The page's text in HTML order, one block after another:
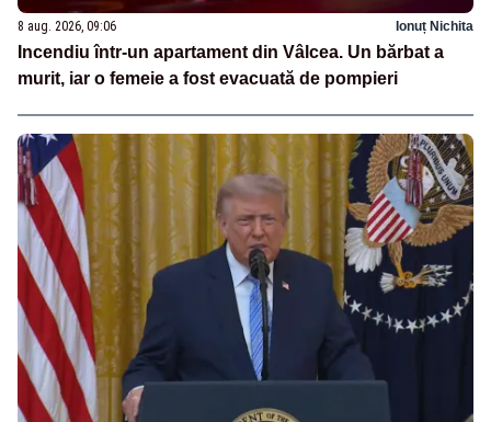
8 aug. 2026, 09:06 Ionuț Nichita
Incendiu într-un apartament din Vâlcea. Un bărbat a
murit, iar o femeie a fost evacuată de pompieri